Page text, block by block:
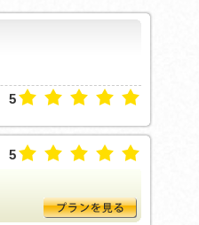
5
5